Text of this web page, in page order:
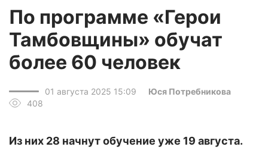
По программе «Герои
Тамбовщины» обучат
более 60 человек
01 августа 2025 15:09
Юся Потребникова
408
Из них 28 начнут обучение уже 19 августа.